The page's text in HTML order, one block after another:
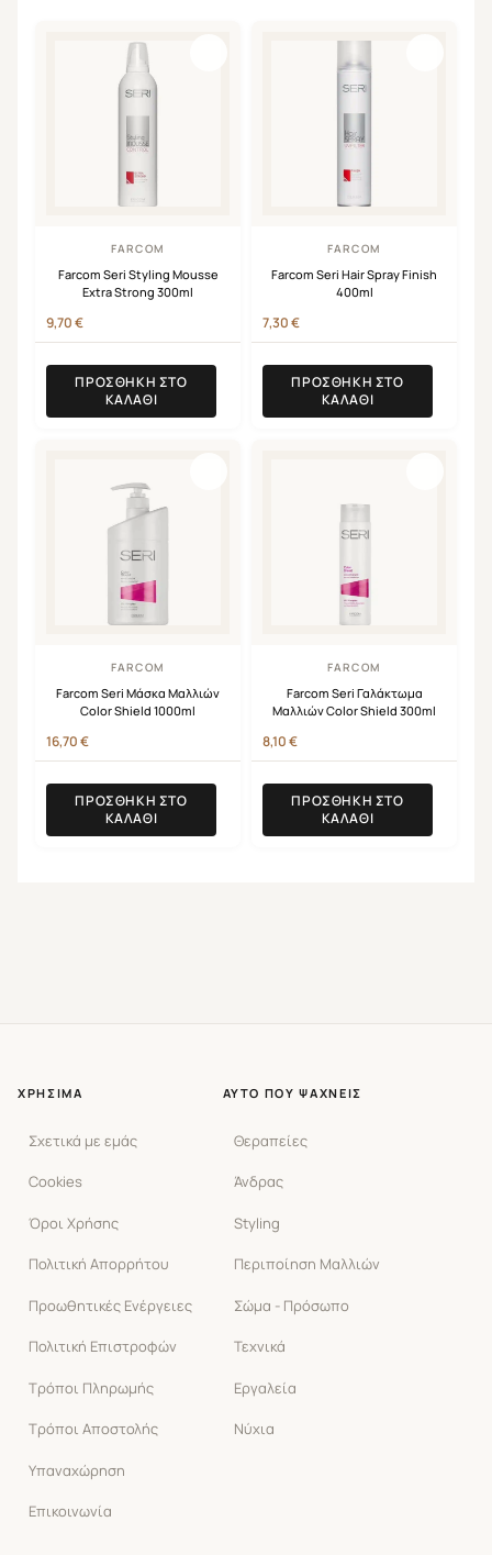
FARCOM
Farcom Seri Styling Mousse
Extra Strong 300ml
9,70€
ΠΡΟΣΘΉΚΗ ΣΤΟ
ΚΑΛΆΘΙ
FARCOM
Farcom Seri Hair Spray Finish
400ml
7,30€
ΠΡΟΣΘΉΚΗ ΣΤΟ
ΚΑΛΆΘΙ
FARCOM
Farcom Seri Μάσκα Μαλλιών
Color Shield 1000ml
16,70€
ΠΡΟΣΘΉΚΗ ΣΤΟ
ΚΑΛΆΘΙ
FARCOM
Farcom Seri Γαλάκτωμα
Μαλλιών Color Shield 300ml
8,10€
ΠΡΟΣΘΉΚΗ ΣΤΟ
ΚΑΛΆΘΙ
ΧΡΉΣΙΜΑ
Σχετικά με εμάς
Cookies
Όροι Χρήσης
Πολιτική Απορρήτου
Προωθητικές Ενέργειες
Πολιτική Επιστροφών
Τρόποι Πληρωμής
Τρόποι Αποστολής
Υπαναχώρηση
Επικοινωνία
ΑΥΤΌ ΠΟΥ ΨΆΧΝΕΙΣ
Θεραπείες
Άνδρας
Styling
Περιποίηση Μαλλιών
Σώμα - Πρόσωπο
Τεχνικά
Εργαλεία
Νύχια